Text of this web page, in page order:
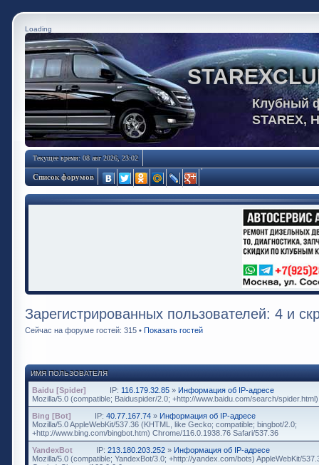
Loading
Клубный
STAREX,
Текущее время: 08 авг 2026, 23:02
Список форумов
Зарегистрированных пользователей: 4 и
Сейчас на форуме гостей: 315 • Показать гостей
ИМЯ ПОЛЬЗОВАТЕЛЯ
Baidu [Spider] IP: 116.179.32.85 » Информация об IP-адресе
Mozilla/5.0 (compatible; Baiduspider/2.0; +http://www.baidu.com/search/spider.html)
Bing [Bot]
IP: 40.77.167.74 » Информация об IP-адресе
Mozilla/5.0 AppleWebKit/537.36 (KHTML, like Gecko; compatible; bingbot/2.0;
+http://www.bing.com/bingbot.htm) Chrome/116.0.1938.76 Safari/537.36
YandexBot
IP: 213.180.203.252 » Информация об IP-адресе
Mozilla/5.0 (compatible; YandexBot/3.0; +http://yandex.com/bots) AppleWebKit/